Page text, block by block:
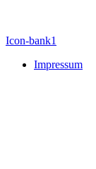
Icon-bank1
Impressum